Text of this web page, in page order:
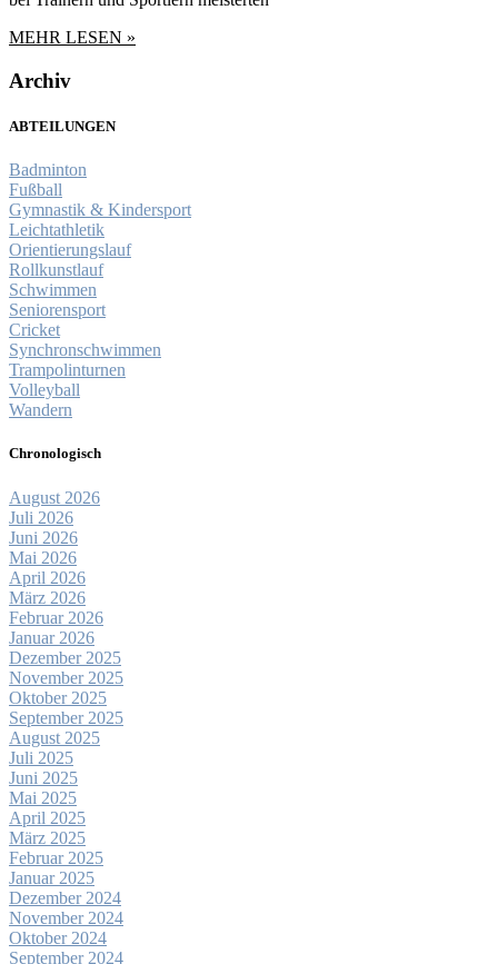
MEHR LESEN »
Archiv
ABTEILUNGEN
Badminton
Fußball
Gymnastik & Kindersport
Leichtathletik
Orientierungslauf
Rollkunstlauf
Schwimmen
Seniorensport
Cricket
Synchronschwimmen
Trampolinturnen
Volleyball
Wandern
Chronologisch
August 2026
Juli 2026
Juni 2026
Mai 2026
April 2026
März 2026
Februar 2026
Januar 2026
Dezember 2025
November 2025
Oktober 2025
September 2025
August 2025
Juli 2025
Juni 2025
Mai 2025
April 2025
März 2025
Februar 2025
Januar 2025
Dezember 2024
November 2024
Oktober 2024
September 2024